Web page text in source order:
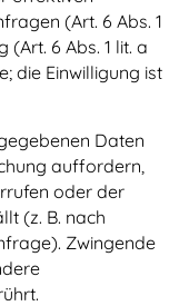
(Art. 6 Abs. 1
(Art. 6 Abs. 1 lit. a
die Einwilligung ist
Daten
auffordern,
oder der
(z. B. nach
Zwingende